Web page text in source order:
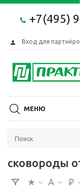
+7(495)
Вход для
МЕНЮ
сковороды